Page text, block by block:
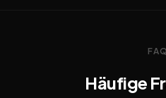
FAQ
Häufige